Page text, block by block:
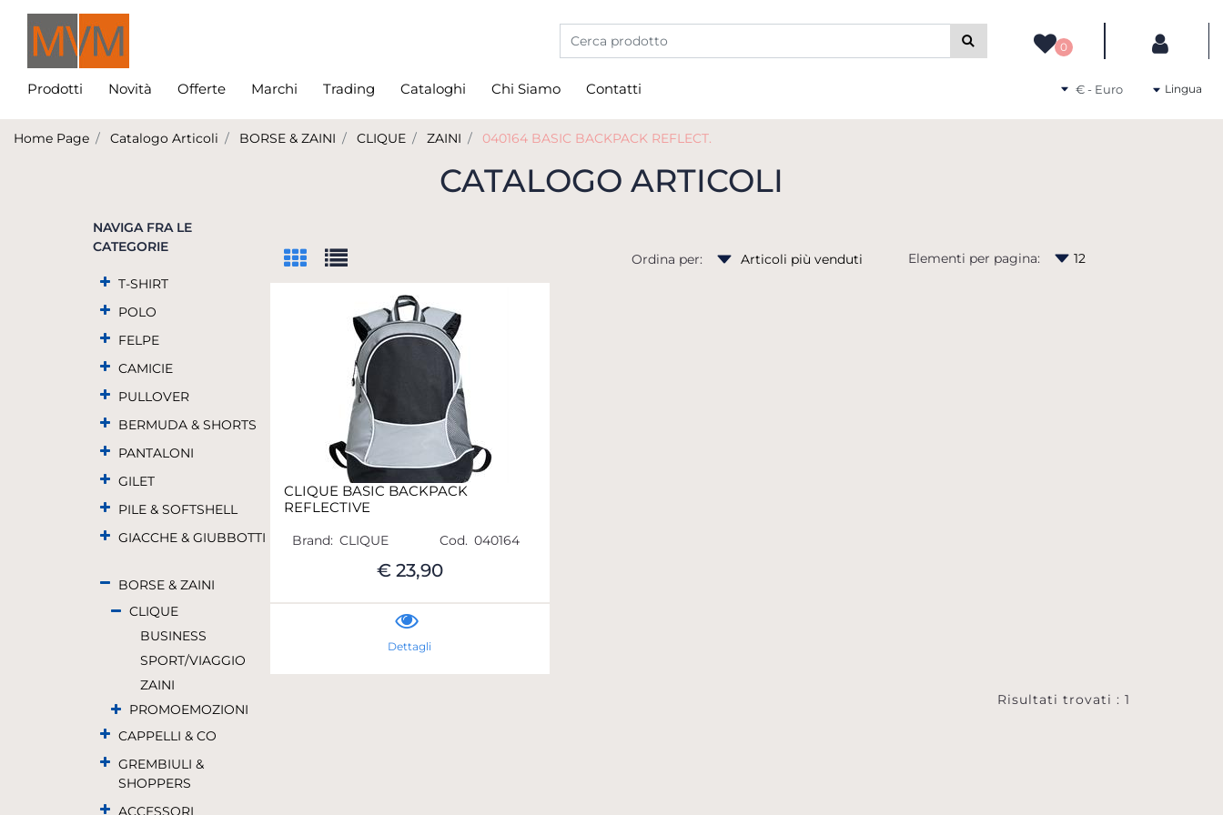
La modifica di un filtro aggiorna automaticamente gli altri filtri disponibili.
0
Prodotti Novità Offerte Marchi Trading Cataloghi Chi Siamo Contatti Seleziona una valuta
Lingua
Home Page Catalogo Articoli BORSE & ZAINI CLIQUE ZAINI 040164 BASIC BACKPACK REFLECT.
CATALOGO ARTICOLI
NAVIGA FRA LE
CATEGORIE
T-SHIRT
POLO
FELPE
CAMICIE
PULLOVER
BERMUDA & SHORTS
PANTALONI
GILET
PILE & SOFTSHELL
GIACCHE & GIUBBOTTI
BORSE & ZAINI
CLIQUE
BUSINESS
SPORT/VIAGGIO
ZAINI
PROMOEMOZIONI
CAPPELLI & CO
GREMBIULI &
SHOPPERS
ACCESSORI
Ordina per: Elementi per pagina:
CLIQUE BASIC BACKPACK
REFLECTIVE
Brand: CLIQUE Cod. 040164
€ 23,90
Dettagli
Risultati trovati : 1